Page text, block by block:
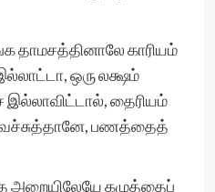
தாமசத்தினாலே காரியம்
இல்லாட்டா, ஒரு லக்ஷம்
இல்லாவிட்டால், தைரியம்
வச்சுத்தானே, பணத்தைத்
கழுத்தைப்